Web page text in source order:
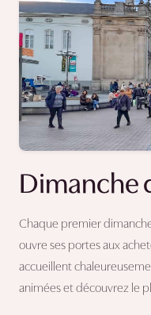
Dimanche
Chaque premier
ouvre ses portes aux
accueillent
animées et découvrez le